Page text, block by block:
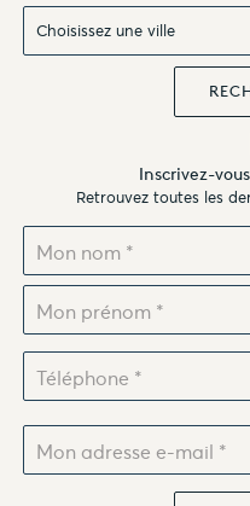
Choisissez une ville
Inscrivez-
Retrouvez toutes les